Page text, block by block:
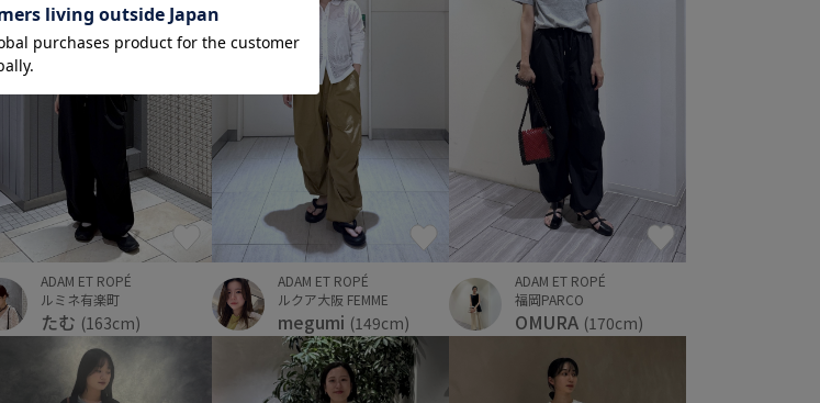
ADAM ET ROPÉ
ルミネ有楽町
たむ (163cm)
ADAM ET ROPÉ
ルクア大阪 FEMME
megumi (149cm)
ADAM ET ROPÉ
福岡PARCO
OMURA (170cm)